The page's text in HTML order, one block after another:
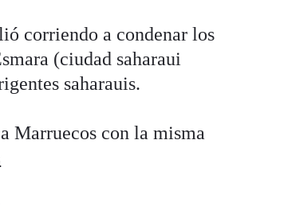
corriendo a condenar los
(ciudad saharaui
saharauis.
Marruecos con la misma